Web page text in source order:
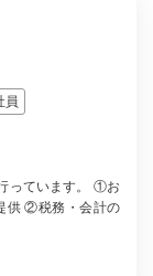
員
っています。 ①お
供 ②税務・会計の